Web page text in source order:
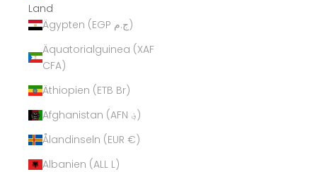
Land
Ägypten (EGP ج.م)
Äquatorialguinea (XAF
CFA)
Äthiopien (ETB Br)
Afghanistan (AFN ؋)
Ålandinseln (EUR €)
Albanien (ALL L)